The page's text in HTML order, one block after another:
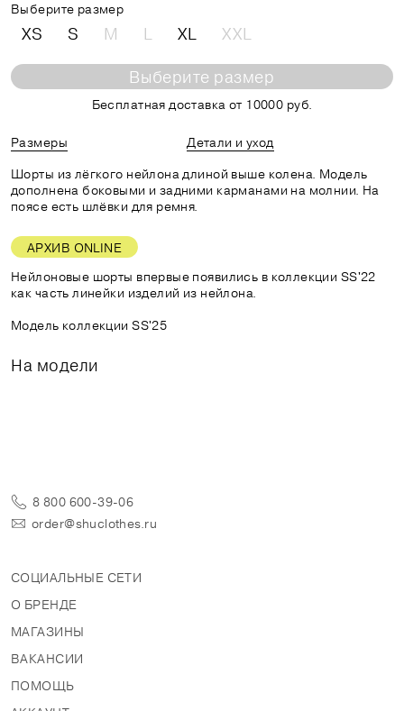
Выберите размер
XS S M L XL XXL
Выберите размер
Бесплатная доставка от 10000 руб.
Размеры
Детали и уход
Шорты из лёгкого нейлона длиной выше колена. Модель
дополнена боковыми и задними карманами на молнии. На
поясе есть шлёвки для ремня.
АРХИВ ONLINE
Нейлоновые шорты впервые появились в коллекции SS'22
как часть линейки изделий из нейлона.
Модель коллекции SS'25
На модели
8 800 600-39-06
order@shuclothes.ru
СОЦИАЛЬНЫЕ СЕТИ
О БРЕНДЕ
МАГАЗИНЫ
ВАКАНСИИ
ПОМОЩЬ